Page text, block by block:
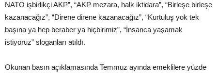
NATO işbirlikçi AKP”, “AKP mezara, halk iktidara”, “Birleşe birleşe
kazanacağız”, “Direne direne kazanacağız”, “Kurtuluş yok tek
başına ya hep beraber ya hiçbirimiz”, “İnsanca yaşamak
istiyoruz” sloganları atıldı.
Okunan basın açıklamasında Temmuz ayında emeklilere yüzde